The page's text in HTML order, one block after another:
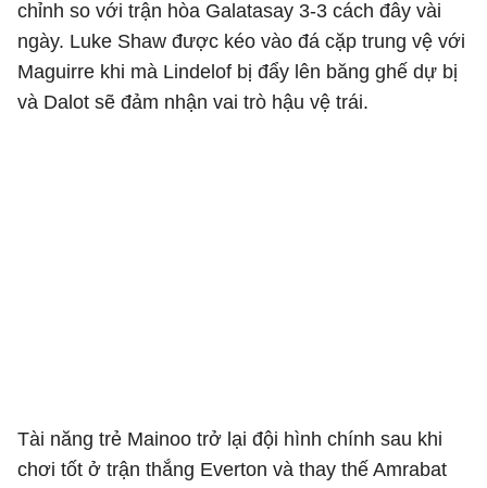
chỉnh so với trận hòa Galatasay 3-3 cách đây vài
ngày. Luke Shaw được kéo vào đá cặp trung vệ với
Maguirre khi mà Lindelof bị đẩy lên băng ghế dự bị
và Dalot sẽ đảm nhận vai trò hậu vệ trái.
Tài năng trẻ Mainoo trở lại đội hình chính sau khi
chơi tốt ở trận thắng Everton và thay thế Amrabat